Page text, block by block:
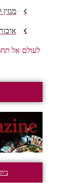
לעולם אל